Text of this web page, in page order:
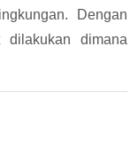
Dengan
dilakukan dimana